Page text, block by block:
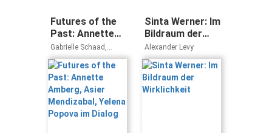
Futures of the
Past: Annette
Amberg, Asier
Mendizabal,
Yelena Popova
im Dialog
Gabrielle Schaad,
Wolfgang Brückle,
Heidi Brunnschweiler
Sinta Werner: Im
Bildraum der
Wirklichkeit
Alexander Levy